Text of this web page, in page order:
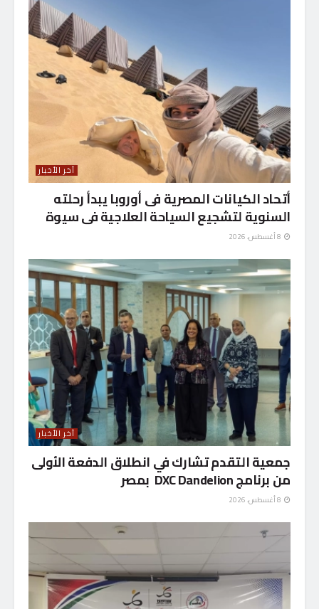
آخر الأخبار
أتحاد الكيانات المصرية فى أوروبا يبدأ رحلته
السنوية لتشجيع السياحة العلاجية فى سيوة
آخر الأخبار
جمعية التقدم تشارك في انطلاق الدفعة الأولى
من برنامج DXC Dandelion بمصر